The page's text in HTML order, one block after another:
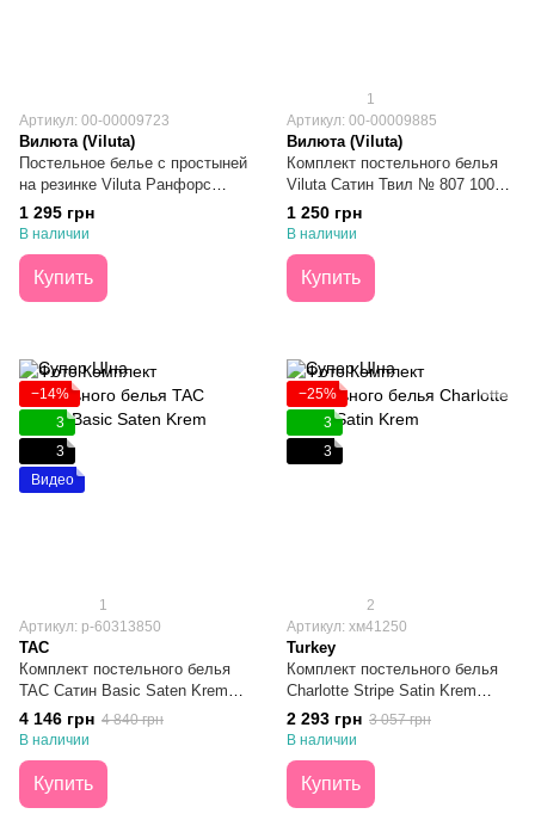
Артикул: 00-00009723
Вилюта (Viluta)
Постельное белье с простыней
на резинке Viluta Ранфорс
№24323 Евро
1 295 грн
В наличии
Купить
1
Артикул: 00-00009885
Вилюта (Viluta)
Комплект постельного белья
Viluta Сатин Твил № 807 100%
Хлопок Подростковый
1 250 грн
В наличии
Купить
−14%
3
3
Видео
1
Артикул: р-60313850
TAC
Комплект постельного белья
TAC Сатин Basic Saten Krem
Евро
4 146 грн 4 840 грн
В наличии
Купить
−25%
3
3
2
Артикул: хм41250
Turkey
Комплект постельного белья
Charlotte Stripe Satin Krem
простинь 180х200х30 Евро
2 293 грн 3 057 грн
В наличии
Купить